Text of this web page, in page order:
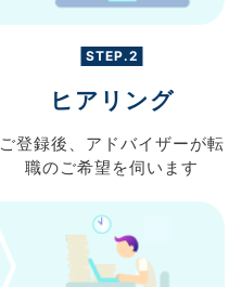
STEP.2
ヒアリング
ご登録後、 アドバイザーが転
職のご希望を伺います